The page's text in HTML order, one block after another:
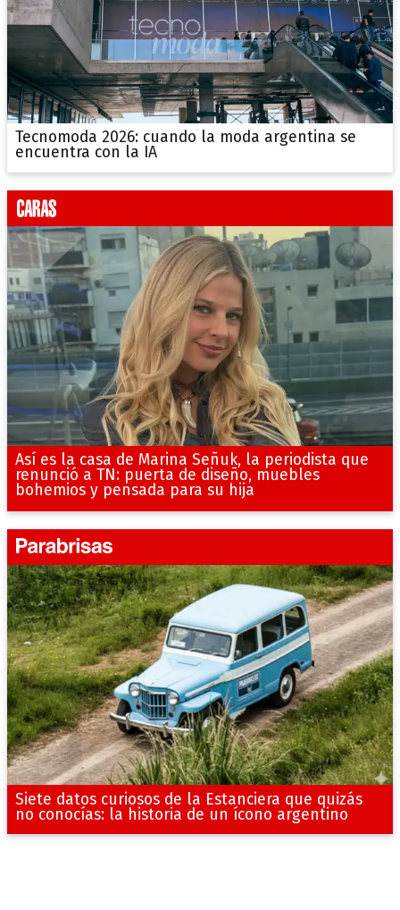
Tecnomoda 2026: cuando la moda argentina se
encuentra con la IA
Así es la casa de Marina Señuk, la periodista que
renunció a TN: puerta de diseño, muebles
bohemios y pensada para su hija
Siete datos curiosos de la Estanciera que quizás
no conocías: la historia de un ícono argentino